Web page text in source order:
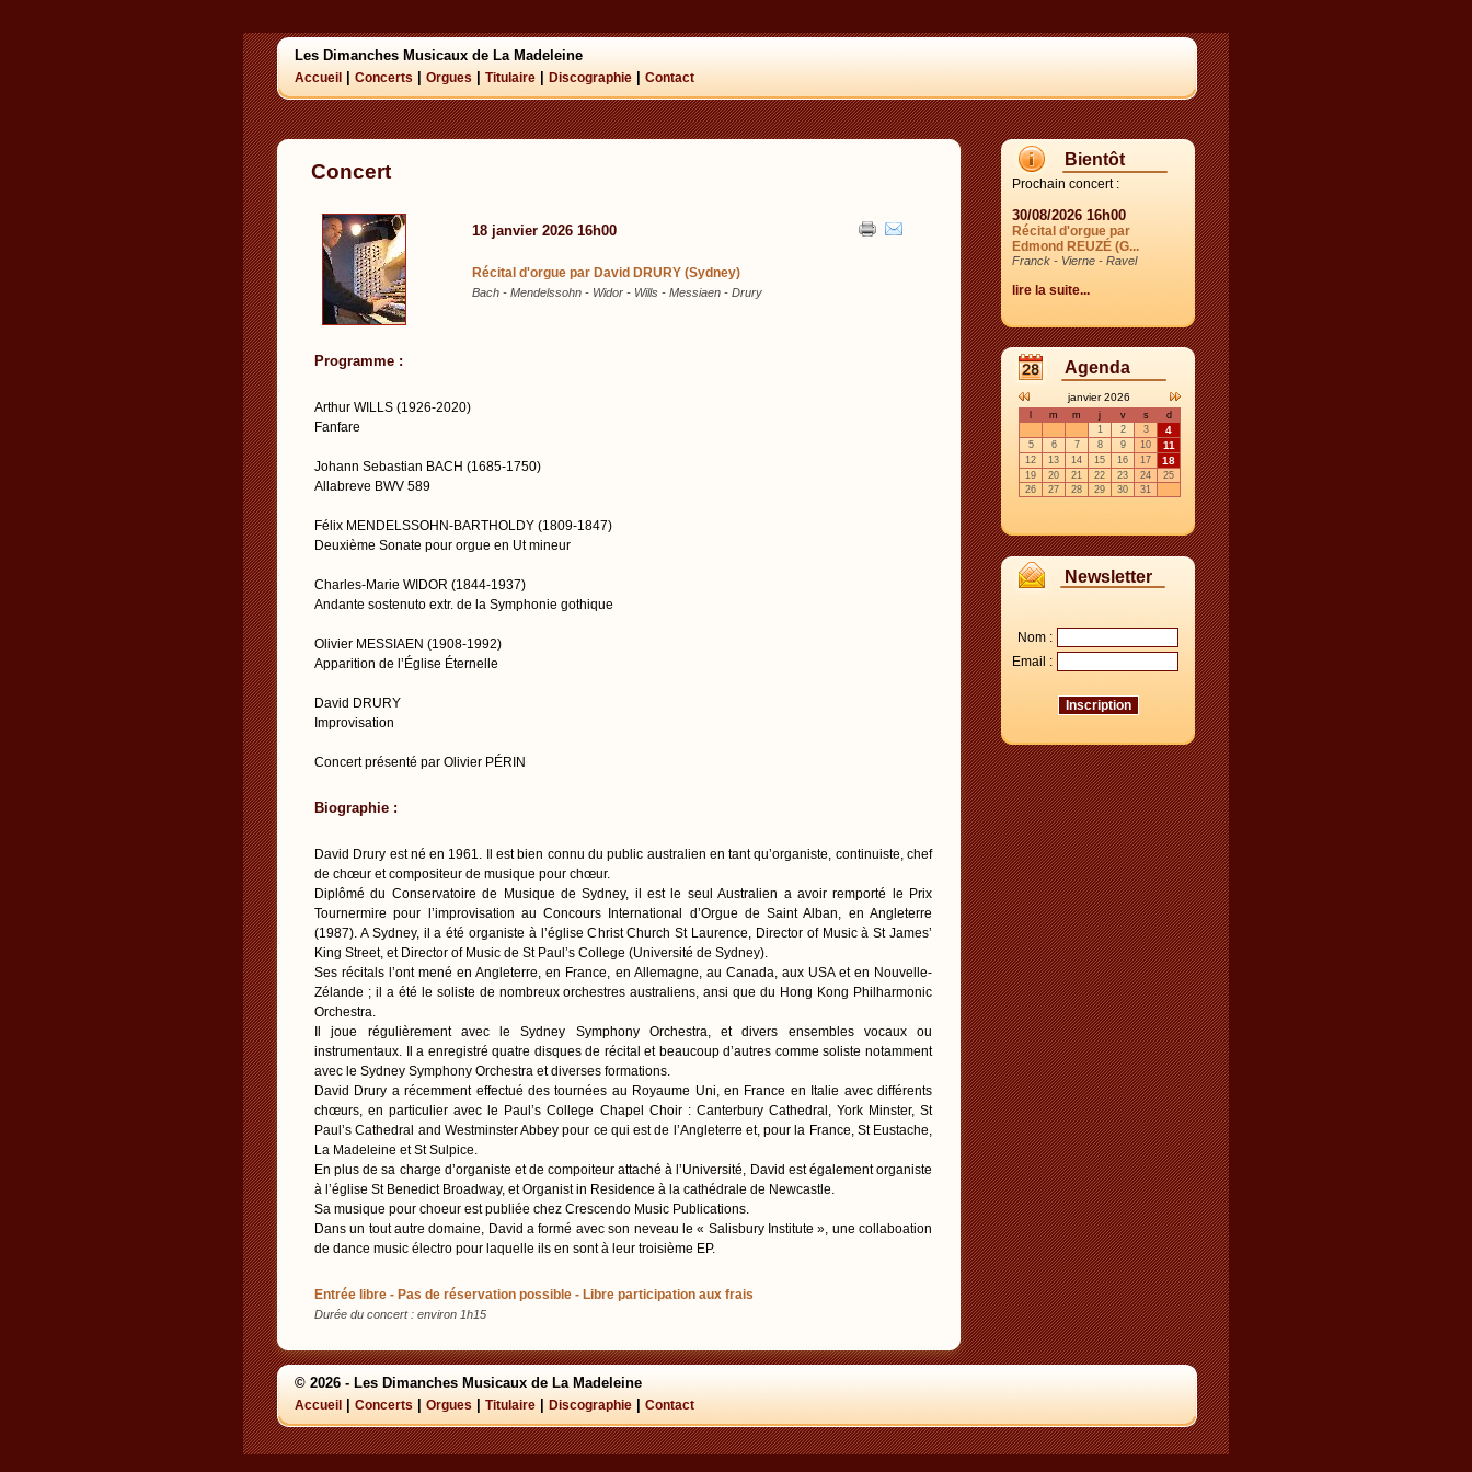
Les Dimanches Musicaux de La Madeleine
Accueil Concerts Orgues Titulaire Discographie Contact
Concert
18 janvier 2026 16h00
Récital d'orgue par David DRURY (Sydney)
Bach - Mendelssohn - Widor - Wills - Messiaen - Drury
Programme :
Arthur WILLS (1926-2020)
Fanfare
Johann Sebastian BACH (1685-1750)
Allabreve BWV 589
Félix MENDELSSOHN-BARTHOLDY (1809-1847)
Deuxième Sonate pour orgue en Ut mineur
Charles-Marie WIDOR (1844-1937)
Andante sostenuto extr. de la Symphonie gothique
Olivier MESSIAEN (1908-1992)
Apparition de l’Église Éternelle
David DRURY
Improvisation
Concert présenté par Olivier PÉRIN
Biographie :
David Drury est né en 1961. Il est bien connu du public australien en tant qu’organiste, continuiste, chef
de chœur et compositeur de musique pour chœur.
Diplômé du Conservatoire de Musique de Sydney, il est le seul Australien a avoir remporté le Prix
Tournermire pour l’improvisation au Concours International d’Orgue de Saint Alban, en Angleterre
(1987). A Sydney, il a été organiste à l’église Christ Church St Laurence, Director of Music à St James’
King Street, et Director of Music de St Paul’s College (Université de Sydney).
Ses récitals l’ont mené en Angleterre, en France, en Allemagne, au Canada, aux USA et en Nouvelle-
Zélande ; il a été le soliste de nombreux orchestres australiens, ansi que du Hong Kong Philharmonic
Orchestra.
Il joue régulièrement avec le Sydney Symphony Orchestra, et divers ensembles vocaux ou
instrumentaux. Il a enregistré quatre disques de récital et beaucoup d’autres comme soliste notamment
avec le Sydney Symphony Orchestra et diverses formations.
David Drury a récemment effectué des tournées au Royaume Uni, en France en Italie avec différents
chœurs, en particulier avec le Paul’s College Chapel Choir : Canterbury Cathedral, York Minster, St
Paul’s Cathedral and Westminster Abbey pour ce qui est de l’Angleterre et, pour la France, St Eustache,
La Madeleine et St Sulpice.
En plus de sa charge d’organiste et de compoiteur attaché à l’Université, David est également organiste
à l’église St Benedict Broadway, et Organist in Residence à la cathédrale de Newcastle.
Sa musique pour choeur est publiée chez Crescendo Music Publications.
Dans un tout autre domaine, David a formé avec son neveau le « Salisbury Institute », une collaboation
de dance music électro pour laquelle ils en sont à leur troisième EP.
Entrée libre - Pas de réservation possible - Libre participation aux frais
Durée du concert : environ 1h15
Bientôt
Prochain concert :
30/08/2026 16h00
Récital d'orgue par
Edmond REUZÉ (G...
Franck - Vierne - Ravel
lire la suite...
Agenda
janvier 2026
m m j v s
d
1
2 3 4
5 6 7 8 9 10 11
12 13 14 15 16 17 18
19 20 21 22 23 24
25
26
27 28 29 30 31
Newsletter
Nom :
Email :
© 2026 - Les Dimanches Musicaux de La Madeleine
Accueil Concerts Orgues Titulaire Discographie Contact